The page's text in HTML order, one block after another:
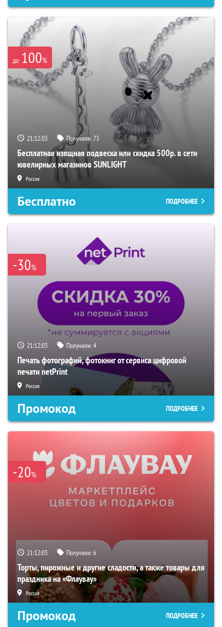
до 100%
21:12:02 Получили:73
Бесплатная изящная подвеска или скидка 500р. в сети
ювелирных магазинов SUNLIGHT
Россия
Бесплатно ПОДРОБНЕЕ
-30%
21:12:02 Получили:4
Печать фотографий, фотокниг от сервиса цифровой
печати netPrint
Россия
Промокод ПОДРОБНЕЕ
-20%
21:12:02 Получили:6
Торты, пирожные и другие сладости, а также товары для
праздника на «Флаувау»
Россия
Промокод ПОДРОБНЕЕ